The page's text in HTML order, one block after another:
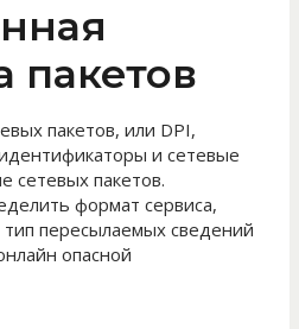
пакетов
пакетов, или DPI,
и сетевые
сетевых пакетов.
формат сервиса,
пересылаемых сведений
опасной